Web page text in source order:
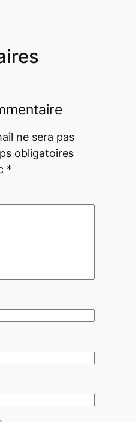
ne sera pas
obligatoires
*